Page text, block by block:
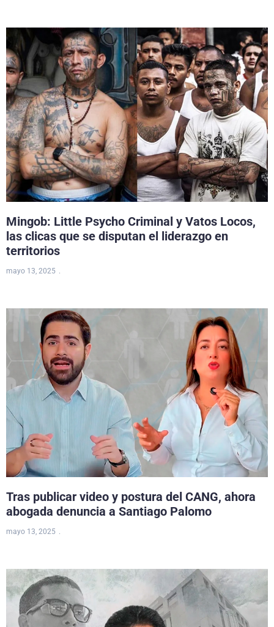
Mingob: Little Psycho Criminal y Vatos Locos,
las clicas que se disputan el liderazgo en
territorios
mayo 13, 2025
Tras publicar video y postura del CANG, ahora
abogada denuncia a Santiago Palomo
mayo 13, 2025